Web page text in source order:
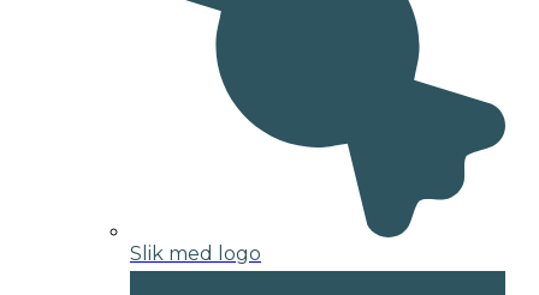
Slik med logo